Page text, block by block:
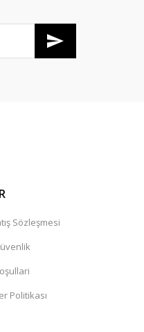
Sözleşmesi
Politikası